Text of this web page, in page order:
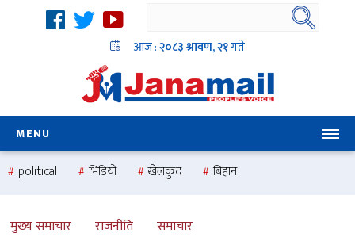
आज :२०८३ श्रावण, २१गते
MENU
political भिडियो खेलकुद
बिहान
national
health
मुख्य समाचार राजनीति समाचार